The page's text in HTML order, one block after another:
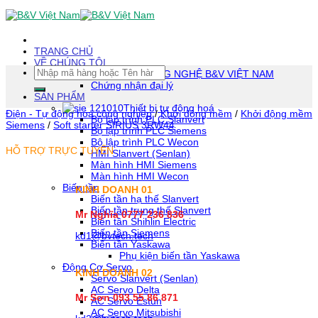
Skip
To
(tạm
dịch)
TRANG CHỦ
VỀ CHÚNG TÔI
CÔNG TY TNHH CÔNG NGHỆ B&V VIỆT NAM
Chứng nhận đại lý
SẢN PHẨM
Thiết bị tự động hoá
Bộ lập trình PLC Slanvert
Bộ lập trình PLC Siemens
Bộ lập trình PLC Wecon
HMI Slanvert (Senlan)
Màn hình HMI Siemens
Màn hình HMI Wecon
Biến tần
Biến tần hạ thế Slanvert
Biến tần trung thế Slanvert
Biến tần Shihlin Electric
Biến tần Siemens
Biến tần Yaskawa
Phụ kiện biến tần Yaskawa
Động Cơ Servo
Servo Slanvert (Senlan)
AC Servo Delta
AC Servo Estun
AC Servo Mitsubishi
Tìm
kiếm:
Điện - Tự động hóa công nghiệp / Khởi động mềm / Khởi động mềm
Siemens / Soft starter SIRIUS 3RW44
HỖ TRỢ TRỰC TUYẾN
KINH DOANH 01
Mr Nghĩa 0777 236 836
kd1@bvtech.tech
KINH DOANH 02
Mr Sơn093 55 86 871